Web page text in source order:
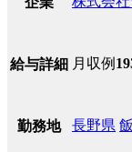
給与詳細 月収例
勤務地 長野県